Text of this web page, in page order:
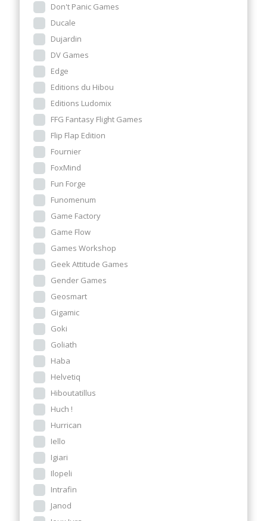
Don't Panic Games
Ducale
Dujardin
DV Games
Edge
Editions du Hibou
Editions Ludomix
FFG Fantasy Flight Games
Flip Flap Edition
Fournier
FoxMind
Fun Forge
Funomenum
Game Factory
Game Flow
Games Workshop
Geek Attitude Games
Gender Games
Geosmart
Gigamic
Goki
Goliath
Haba
Helvetiq
Hiboutatillus
Huch !
Hurrican
Iello
Igiari
Ilopeli
Intrafin
Janod